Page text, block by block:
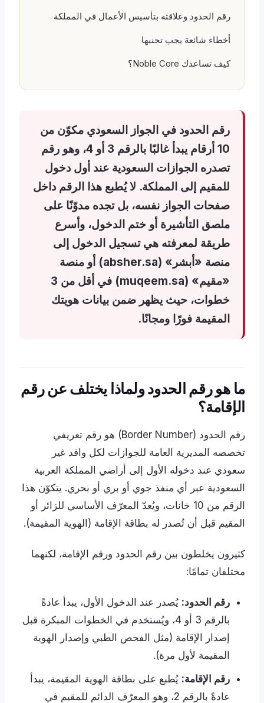
رقم الحدود وعلاقته بتأسيس الأعمال في المملكة
أخطاء شائعة يجب تجنبها
كيف تساعدك Noble Core؟
رقم الحدود في الجواز السعودي مكوّن من
10 أرقام يبدأ غالبًا بالرقم 3 أو 4، وهو رقم
تصدره الجوازات السعودية عند أول دخول
للمقيم إلى المملكة. لا يُطبع هذا الرقم داخل
صفحات الجواز نفسه، بل تجده مدوّنًا على
ملصق التأشيرة أو ختم الدخول، وأسرع
طريقة لمعرفته هي تسجيل الدخول إلى
منصة «أبشر» (absher.sa) أو منصة
«مقيم» (muqeem.sa) في أقل من 3
خطوات، حيث يظهر ضمن بيانات هويتك
المقيمة فورًا ومجانًا.
ما هو رقم الحدود ولماذا يختلف عن رقم
الإقامة؟
رقم الحدود (Border Number) هو رقم تعريفي
تخصصه المديرية العامة للجوازات لكل وافد غير
سعودي عند دخوله الأول إلى أراضي المملكة العربية
السعودية عبر أي منفذ جوي أو بري أو بحري. يتكوّن هذا
الرقم من 10 خانات، ويُعدّ المعرّف الأساسي للزائر أو
المقيم قبل أن تُصدر له بطاقة الإقامة (الهوية المقيمة).
كثيرون يخلطون بين رقم الحدود ورقم الإقامة، لكنهما
مختلفان تمامًا:
رقم الحدود: يُصدر عند الدخول الأول، يبدأ عادةً
بالرقم 3 أو 4، ويُستخدم في الخطوات المبكرة قبل
إصدار الإقامة (مثل الفحص الطبي وإصدار الهوية
المقيمة لأول مرة).
رقم الإقامة: يُطبع على بطاقة الهوية المقيمة، يبدأ
عادةً بالرقم 2، وهو المعرّف الدائم للمقيم في